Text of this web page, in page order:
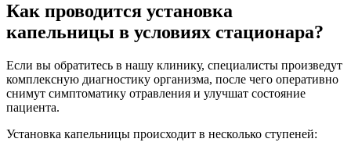
Как проводится установка
капельницы в условиях стационара?
Если вы обратитесь в нашу клинику, специалисты произведут
комплексную диагностику организма, после чего оперативно
снимут симптоматику отравления и улучшат состояние
пациента.
Установка капельницы происходит в несколько ступеней: